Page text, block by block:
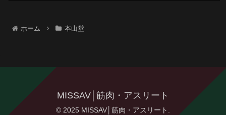
ホーム 本山堂
MISSAV│筋肉・アスリート
© 2025 MISSAV│筋肉・アスリート.